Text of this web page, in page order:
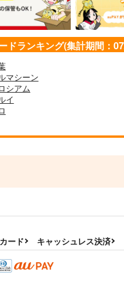
ドランキング(集計期間：
マシーン
シアム
イ
ード キャッシュレス決済